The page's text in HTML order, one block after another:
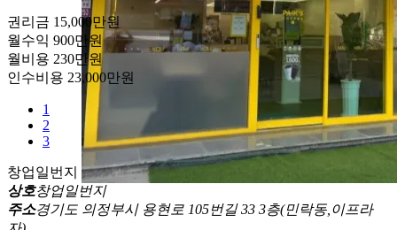
권리금 15,000만원
월수익 900만원
월비용 230만원
인수비용 23,000만원
1
2
3
창업일번지
상호창업일번지
주소경기도 의정부시 용현로 105번길 33 3층(민락동,이프라